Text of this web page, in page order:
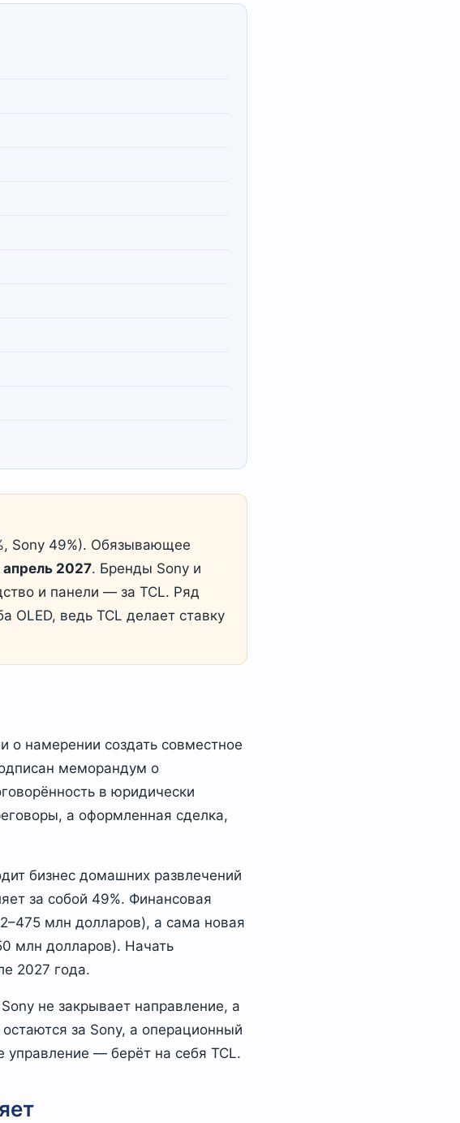
Sony 49%). Обязывающее
апрель 2027. Бренды Sony и
и панели — за TCL. Ряд
OLED, ведь TCL делает ставку
о намерении создать совместное
меморандум о
в юридически
а оформленная сделка,
бизнес домашних развлечений
за собой 49%. Финансовая
млн долларов), а сама новая
млн долларов). Начать
2027 года.
не закрывает направление, а
за Sony, а операционный
управление — берёт на себя TCL.